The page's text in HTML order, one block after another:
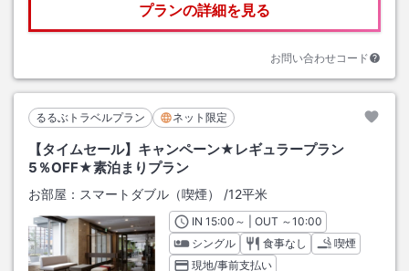
プランの詳細を見る
お問い合わせコード
るるぶトラベルプラン ネット限定
【タイムセール】キャンペーン★レギュラープラン
5％OFF★素泊まりプラン
お部屋： スマートダブル（喫煙） /12平米
INチェックイン
15:00 ～ | OUT チェックアウト
～10:00
シングル
食事なし
喫煙
現地/事前支払い